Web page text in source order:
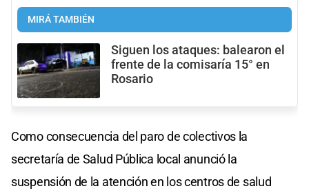
MIRÁ TAMBIÉN
Siguen los ataques: balearon el
frente de la comisaría 15° en
Rosario
Como consecuencia del paro de colectivos la
secretaría de Salud Pública local anunció la
suspensión de la atención en los centros de salud